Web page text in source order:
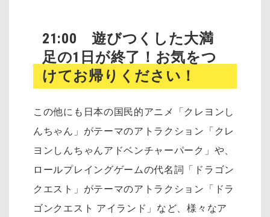
21:00 遊びつくした大満
足の1日が終了！お気をつ
けてお帰りください！
この他にも日本の国民的アニメ「クレヨンし
んちゃん」がテーマのアトラクション「クレ
ヨンしんちゃんアドベンチャーパーク」や、
ロールプレイングゲームの代名詞「ドラゴン
クエスト」がテーマのアトラクション「ドラ
ゴンクエスト アイランド」など、様々なア